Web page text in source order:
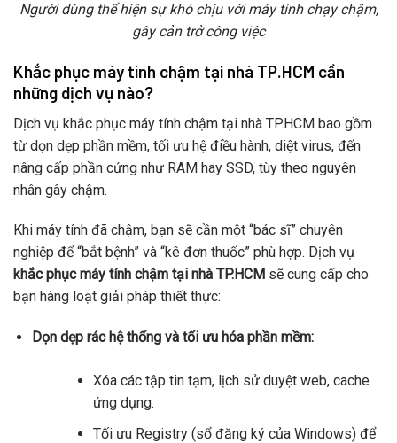
Người dùng thể hiện sự khó chịu với máy tính chạy chậm,
gây cản trở công việc
Khắc phục máy tính chậm tại nhà TP.HCM cần
những dịch vụ nào?
Dịch vụ khắc phục máy tính chậm tại nhà TP.HCM bao gồm
từ dọn dẹp phần mềm, tối ưu hệ điều hành, diệt virus, đến
nâng cấp phần cứng như RAM hay SSD, tùy theo nguyên
nhân gây chậm.
Khi máy tính đã chậm, bạn sẽ cần một “bác sĩ” chuyên
nghiệp để “bắt bệnh” và “kê đơn thuốc” phù hợp. Dịch vụ
khắc phục máy tính chậm tại nhà TP.HCM sẽ cung cấp cho
bạn hàng loạt giải pháp thiết thực:
Dọn dẹp rác hệ thống và tối ưu hóa phần mềm:
Xóa các tập tin tạm, lịch sử duyệt web, cache
ứng dụng.
Tối ưu Registry (sổ đăng ký của Windows) để